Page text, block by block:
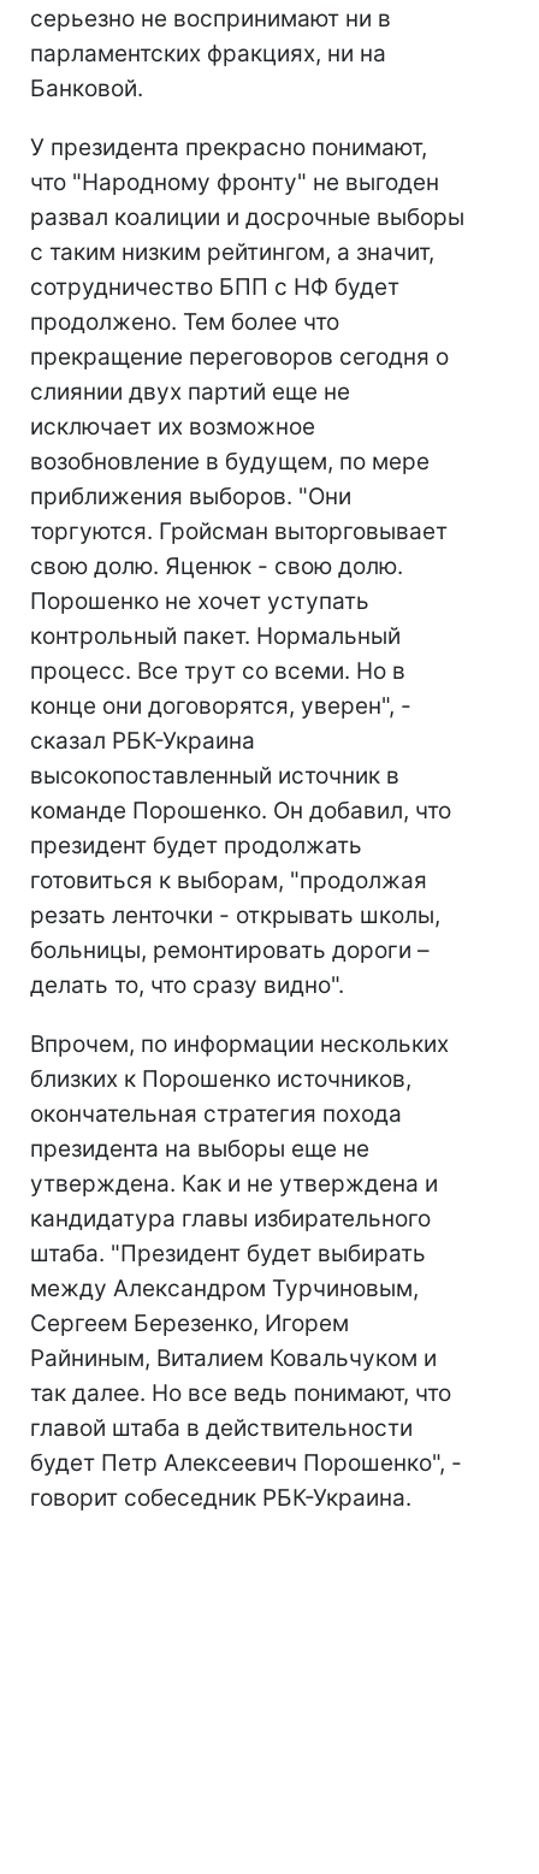
серьезно не воспринимают ни в
парламентских фракциях, ни на
Банковой.
У президента прекрасно понимают,
что "Народному фронту" не выгоден
развал коалиции и досрочные выборы
с таким низким рейтингом, а значит,
сотрудничество БПП с НФ будет
продолжено. Тем более что
прекращение переговоров сегодня о
слиянии двух партий еще не
исключает их возможное
возобновление в будущем, по мере
приближения выборов. "Они
торгуются. Гройсман выторговывает
свою долю. Яценюк - свою долю.
Порошенко не хочет уступать
контрольный пакет. Нормальный
процесс. Все трут со всеми. Но в
конце они договорятся, уверен", -
сказал РБК-Украина
высокопоставленный источник в
команде Порошенко. Он добавил, что
президент будет продолжать
готовиться к выборам, "продолжая
резать ленточки - открывать школы,
больницы, ремонтировать дороги –
делать то, что сразу видно".
Впрочем, по информации нескольких
близких к Порошенко источников,
окончательная стратегия похода
президента на выборы еще не
утверждена. Как и не утверждена и
кандидатура главы избирательного
штаба. "Президент будет выбирать
между Александром Турчиновым,
Сергеем Березенко, Игорем
Райниным, Виталием Ковальчуком и
так далее. Но все ведь понимают, что
главой штаба в действительности
будет Петр Алексеевич Порошенко", -
говорит собеседник РБК-Украина.